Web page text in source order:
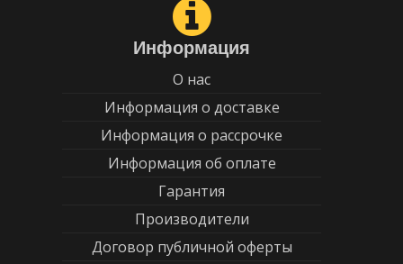
Информация
О нас
Информация о доставке
Информация о рассрочке
Информация об оплате
Гарантия
Производители
Договор публичной оферты